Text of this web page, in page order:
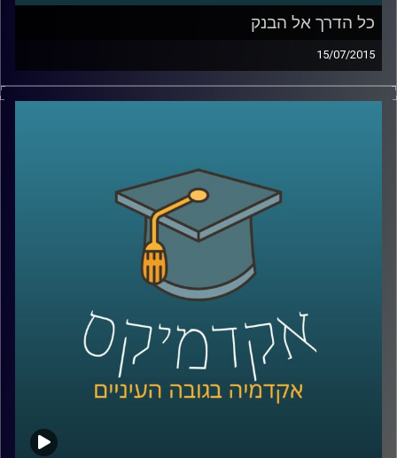
כל הדרך אל הבנק
15/07/2015
נדין בודו טרכטנברג, המשנה לנגידת בנק
עומדים לרשותו? נדין מסבירה על הקשר בין
משברים כלכליים לבין הפעילות של הבנקים
המרכזיים, ומנסה לתאר את התמונה הבעייתית
והמורכבת בכל הנוגע לסוגיות העוני העולמי.
אישה מעוררת השראה ובעלת השפעה
מתיישבת לשעה באולפן.
קרדיט תמונות:AudioVersity